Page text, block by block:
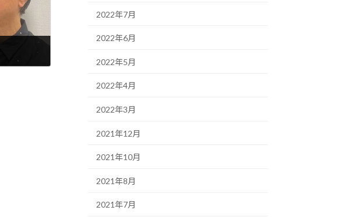
2022年7月
2022年6月
2022年5月
2022年4月
2022年3月
2021年12月
2021年10月
2021年8月
2021年7月